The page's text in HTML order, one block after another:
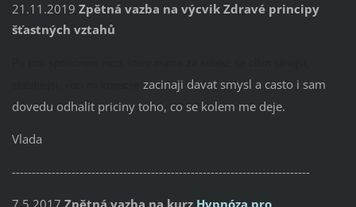
21.11.2019 Zpětná vazba na výcvik Zdravé principy
šťastných vztahů
zacinaji davat smysl a casto i sam
dovedu odhalit priciny toho, co se kolem me deje.
Vlada
---------------------------------------------------------------------------